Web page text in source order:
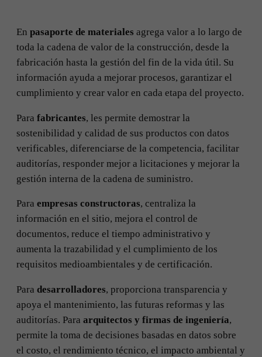
En pasaporte de materiales agrega valor a lo largo de
toda la cadena de valor de la construcción, desde la
fabricación hasta la gestión del fin de la vida útil. Su
información ayuda a mejorar procesos, garantizar el
cumplimiento y crear valor en cada etapa del proyecto.
Para fabricantes, les permite demostrar la
sostenibilidad y calidad de sus productos con datos
verificables, diferenciarse de la competencia, facilitar
auditorías, responder mejor a licitaciones y mejorar la
gestión interna de la cadena de suministro.
Para empresas constructoras, centraliza la
información en el sitio, mejora el control de
documentos, reduce el tiempo administrativo y
aumenta la trazabilidad y el cumplimiento de los
requisitos medioambientales y de certificación.
Para desarrolladores, proporciona transparencia y
apoya el mantenimiento, las futuras reformas y las
auditorías. Para arquitectos y firmas de ingeniería,
permite la toma de decisiones basadas en datos sobre
el costo, el rendimiento técnico, el impacto ambiental y